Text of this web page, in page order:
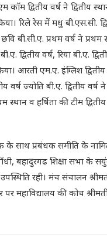
काॅम द्वितीय वर्ष ने द्वितीय
रिले रेस में मधु बी.एस.सी.
बी.सी.ए. प्रथम वर्ष ने प्रथम
द्वितीय वर्ष, रिया बी.ए.
आरती एम.ए. इंग्लिश द्वितीय
वर्ष ज्योति बी.ए. द्वितीय वर्ष
स्थान व हर्षिता की टीम द्वितीय
के साथ प्रबंधक समीति के
बहादुरगढ शिक्षा सभा के
रही। मंच संचालन
महाविद्यालय की कोच